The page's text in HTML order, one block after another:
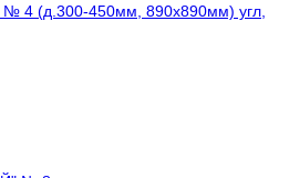
4 (д.300-450мм, 890х890мм) угл,